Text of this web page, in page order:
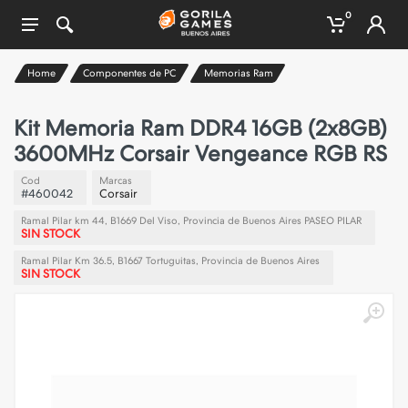
0
Home Componentes de PC Memorias Ram
Kit Memoria Ram DDR4 16GB (2x8GB)
3600MHz Corsair Vengeance RGB RS
Cod
#460042
Marcas
Corsair
Ramal Pilar km 44, B1669 Del Viso, Provincia de Buenos Aires PASEO PILAR
SIN STOCK
Ramal Pilar Km 36.5, B1667 Tortuguitas, Provincia de Buenos Aires
SIN STOCK